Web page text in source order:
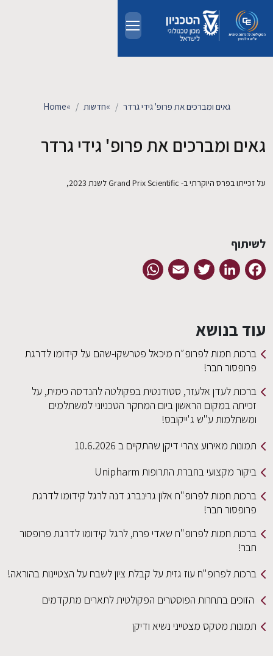
קשרי תעשייה
צרו קשר
Home» חדשות» גאים ומברכים את פרופ' גידי גרדר
גאים ומברכים את פרופ' גידי גרדר
על זכייתו בפרס היוקרתי ב- Grand Prix Scientific לשנת 2023,
לשיתוף
Facebook
LinkedIn
Twitter
Email
עוד בנושא
ברכות חמות לפרופ״ח מיכאל פטרשקו-שהם על קידומו לדרגת
פרופסור חבר!
ברכות לעדן אלעזר, סטודנטית בפקולטה להנדסה כימית, על
זכייתה במקום הראשון ביום המחקר הטכניוני למשתלמים
ומשתלמות ע"ש ג'ייקובס!
תמונות מאירוע צהרי דיקן שהתקיים ב 10.6.2026
ביקור מקצועי בחברת התרופות Unipharm
ברכות חמות לפרופ"ח אלון גרינברג דנה לרגל קידומו לדרגת
פרופסור חבר!
ברכות חמות לפרופ"ח שאדי פרח, לרגל קידומו לדרגת פרופסור
חבר!
ברכות לפרופ"ח עוז גזית על קבלת ציון לשבח על הצטיינות בהוראה!
הזוכים בתחרות הפוסטרים הפקולטית לתארים מתקדמים
תמונות מטקס מצטייני נשיא ודיקן